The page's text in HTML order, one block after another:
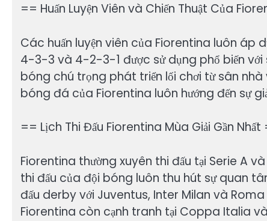
== Huấn Luyện Viên và Chiến Thuật Của
Các huấn luyện viên của Fiorentina luôn áp
4-3-3 và 4-2-3-1 được sử dụng phổ biến với
bóng chú trọng phát triển lối chơi từ sân
bóng đá của Fiorentina luôn hướng đến sự
== Lịch Thi Đấu Fiorentina Mùa Giải Gần Nhất
Fiorentina thường xuyên thi đấu tại Serie A
thi đấu của đội bóng luôn thu hút sự quan
đấu derby với Juventus, Inter Milan và
Fiorentina còn cạnh tranh tại Coppa Italia